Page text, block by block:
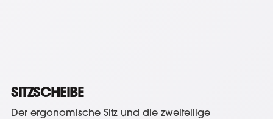
SITZSCHEIBE
Der ergonomische Sitz und die zweiteilige